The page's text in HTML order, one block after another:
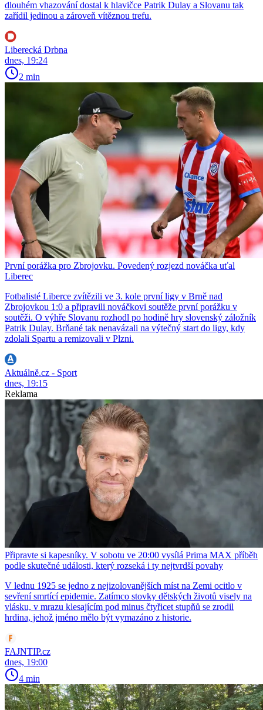
dlouhém vhazování dostal k hlavičce Patrik Dulay a Slovanu tak
zařídil jedinou a zároveň vítěznou trefu.
Liberecká Drbna
dnes, 19:24
2 min
První porážka pro Zbrojovku. Povedený rozjezd nováčka uťal
Liberec
Fotbalisté Liberce zvítězili ve 3. kole první ligy v Brně nad
Zbrojovkou 1:0 a připravili nováčkovi soutěže první porážku v
soutěži. O výhře Slovanu rozhodl po hodině hry slovenský záložník
Patrik Dulay. Brňané tak nenavázali na výtečný start do ligy, kdy
zdolali Spartu a remizovali v Plzni.
Aktuálně.cz - Sport
dnes, 19:15
Reklama
Připravte si kapesníky. V sobotu ve 20:00 vysílá Prima MAX příběh
podle skutečné události, který rozseká i ty nejtvrdší povahy
V lednu 1925 se jedno z nejizolovanějších míst na Zemi ocitlo v
sevření smrtící epidemie. Zatímco stovky dětských životů visely na
vlásku, v mrazu klesajícím pod minus čtyřicet stupňů se zrodil
hrdina, jehož jméno mělo být vymazáno z historie.
FAJNTIP.cz
dnes, 19:00
4 min